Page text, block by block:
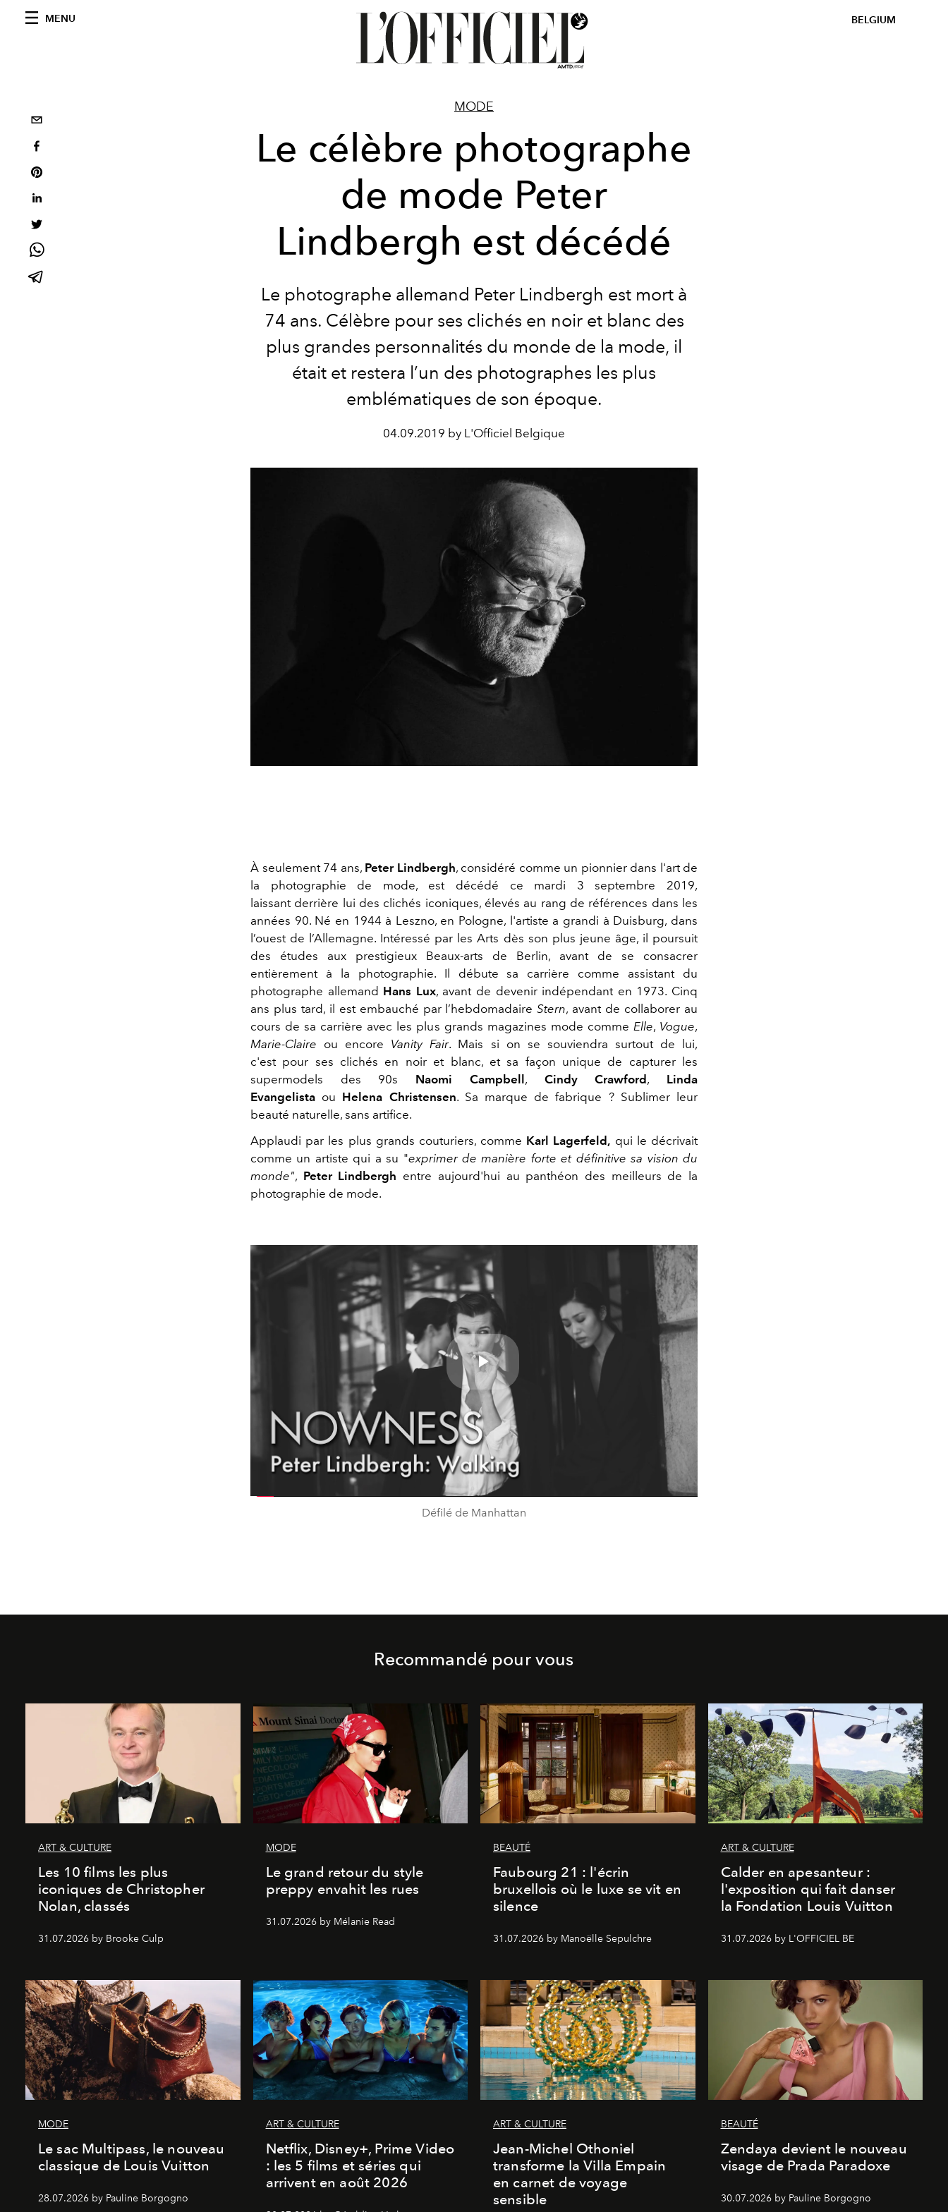
MENU BELGIUM
MODE
Le célèbre photographe
de mode Peter
Lindbergh est décédé
Le photographe allemand Peter Lindbergh est mort à
74 ans. Célèbre pour ses clichés en noir et blanc des
plus grandes personnalités du monde de la mode, il
était et restera l’un des photographes les plus
emblématiques de son époque.
04.09.2019 by L'Officiel Belgique
À seulement 74 ans, Peter Lindbergh, considéré comme un pionnier dans l'art de
la photographie de mode, est décédé ce mardi 3 septembre 2019,
laissant derrière lui des clichés iconiques, élevés au rang de références dans les
années 90. Né en 1944 à Leszno, en Pologne, l'artiste a grandi à Duisburg, dans
l’ouest de l’Allemagne. Intéressé par les Arts dès son plus jeune âge, il poursuit
des études aux prestigieux Beaux-arts de Berlin, avant de se consacrer
entièrement à la photographie. Il débute sa carrière comme assistant du
photographe allemand Hans Lux, avant de devenir indépendant en 1973. Cinq
ans plus tard, il est embauché par l’hebdomadaireStern, avant de collaborer au
cours de sa carrière avec les plus grands magazines mode comme Elle, Vogue,
Marie-Claire ou encore Vanity Fair. Mais si on se souviendra surtout de lui,
c'est pour ses clichés en noir et blanc, et sa façon unique de capturer les
supermodels des 90s Naomi Campbell, Cindy Crawford, Linda
Evangelista ou Helena Christensen. Sa marque de fabrique ? Sublimer leur
beauté naturelle, sans artifice.
Applaudi par les plus grands couturiers, comme Karl Lagerfeld, qui le décrivait
comme un artiste qui a su "exprimer de manière forte et définitive sa vision du
monde", Peter Lindbergh entre aujourd'hui au panthéon des meilleurs de la
photographie de mode.
Play
Video
Défilé de Manhattan
Recommandé pour vous
ART & CULTURE
Les 10 films les plus
iconiques de Christopher
Nolan, classés
31.07.2026 by Brooke Culp
MODE
Le grand retour du style
preppy envahit les rues
31.07.2026 by Mélanie Read
BEAUTÉ
Faubourg 21 : l'écrin
bruxellois où le luxe se vit en
silence
31.07.2026 by Manoëlle Sepulchre
ART & CULTURE
Calder en apesanteur :
l'exposition qui fait danser
la Fondation Louis Vuitton
31.07.2026 by L'OFFICIEL BE
MODE
Le sac Multipass, le nouveau
classique de Louis Vuitton
28.07.2026 by Pauline Borgogno
ART & CULTURE
Netflix, Disney+, Prime Video
: les 5 films et séries qui
arrivent en août 2026
ART & CULTURE
Jean-Michel Othoniel
transforme la Villa Empain
en carnet de voyage
sensible
BEAUTÉ
Zendaya devient le nouveau
visage de Prada Paradoxe
30.07.2026 by Pauline Borgogno